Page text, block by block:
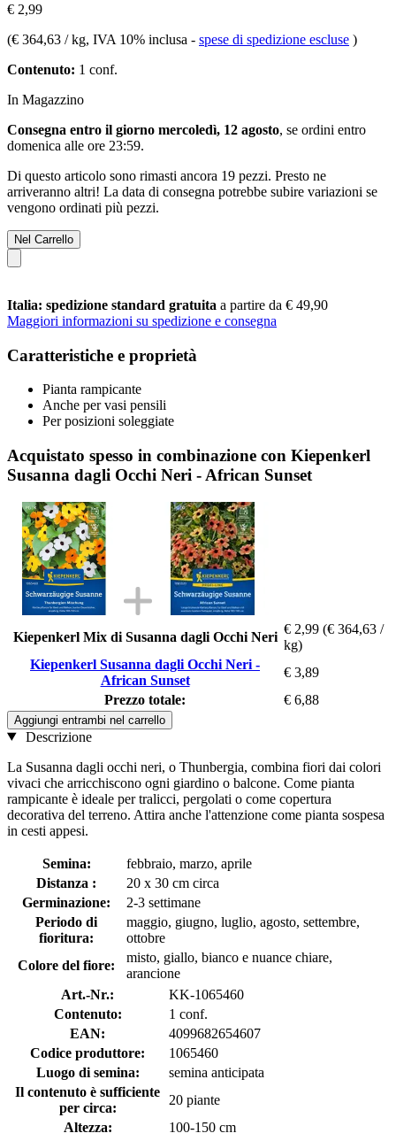
€ 2,99
(€ 364,63 / kg, IVA 10% inclusa - spese di spedizione escluse )
Contenuto: 1 conf.
In Magazzino
Consegna entro il giorno mercoledì, 12 agosto, se ordini entro
domenica alle ore 23:59.
Di questo articolo sono rimasti ancora 19 pezzi. Presto ne
arriveranno altri! La data di consegna potrebbe subire variazioni se
vengono ordinati più pezzi.
Nel Carrello
Italia: spedizione standard gratuita a partire da € 49,90
Maggiori informazioni su spedizione e consegna
Caratteristiche e proprietà
Pianta rampicante
Anche per vasi pensili
Per posizioni soleggiate
Acquistato spesso in combinazione con Kiepenkerl
Susanna dagli Occhi Neri - African Sunset
Kiepenkerl Mix di Susanna dagli Occhi Neri
€ 2,99 (€ 364,63 /
kg)
Kiepenkerl Susanna dagli Occhi Neri -
African Sunset
€ 3,89
Prezzo totale:
€ 6,88
Aggiungi entrambi nel carrello
Descrizione
La Susanna dagli occhi neri, o Thunbergia, combina fiori dai colori
vivaci che arricchiscono ogni giardino o balcone. Come pianta
rampicante è ideale per tralicci, pergolati o come copertura
decorativa del terreno. Attira anche l'attenzione come pianta sospesa
in cesti appesi.
Semina:
febbraio, marzo, aprile
Distanza :
20 x 30 cm circa
Germinazione:
2-3 settimane
Periodo di
fioritura:
maggio, giugno, luglio, agosto, settembre,
ottobre
Colore del fiore:
misto, giallo, bianco e nuance chiare,
arancione
Art.-Nr.:
KK-1065460
Contenuto:
1 conf.
EAN:
4099682654607
Codice produttore:
1065460
Luogo di semina:
semina anticipata
Il contenuto è sufficiente
per circa:
20 piante
Altezza:
100-150 cm